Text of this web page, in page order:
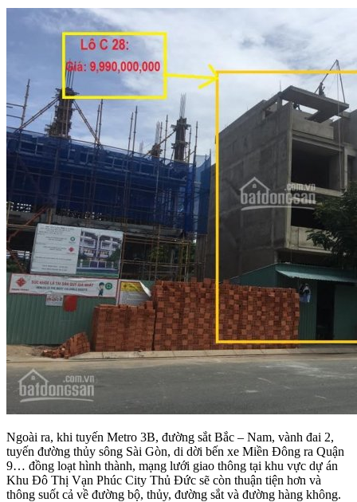
Ngoài ra, khi tuyến Metro 3B, đường sắt Bắc – Nam, vành đai 2,
tuyến đường thủy sông Sài Gòn, di dời bến xe Miền Đông ra Quận
9… đồng loạt hình thành, mạng lưới giao thông tại khu vực dự án
Khu Đô Thị Vạn Phúc City Thủ Đức sẽ còn thuận tiện hơn và
thông suốt cả về đường bộ, thủy, đường sắt và đường hàng không.